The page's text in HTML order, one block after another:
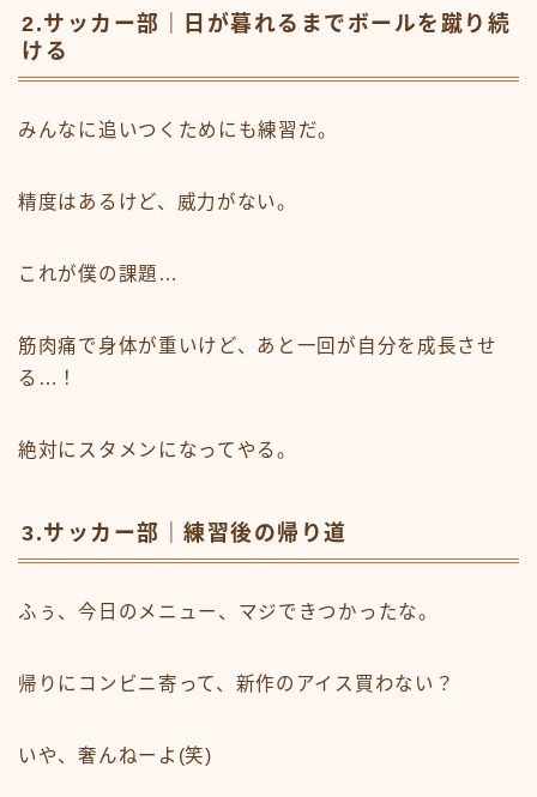
2.サッカー部｜日が暮れるまでボールを蹴り続
ける
みんなに追いつくためにも練習だ。
精度はあるけど、威力がない。
これが僕の課題…
筋肉痛で身体が重いけど、あと一回が自分を成長させ
る…！
絶対にスタメンになってやる。
3.サッカー部｜練習後の帰り道
ふぅ、今日のメニュー、マジできつかったな。
帰りにコンビニ寄って、新作のアイス買わない？
いや、奢んねーよ(笑)